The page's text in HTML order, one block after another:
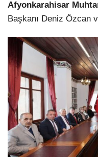
Afyonkarahisar
Başkanı Deniz Özcan